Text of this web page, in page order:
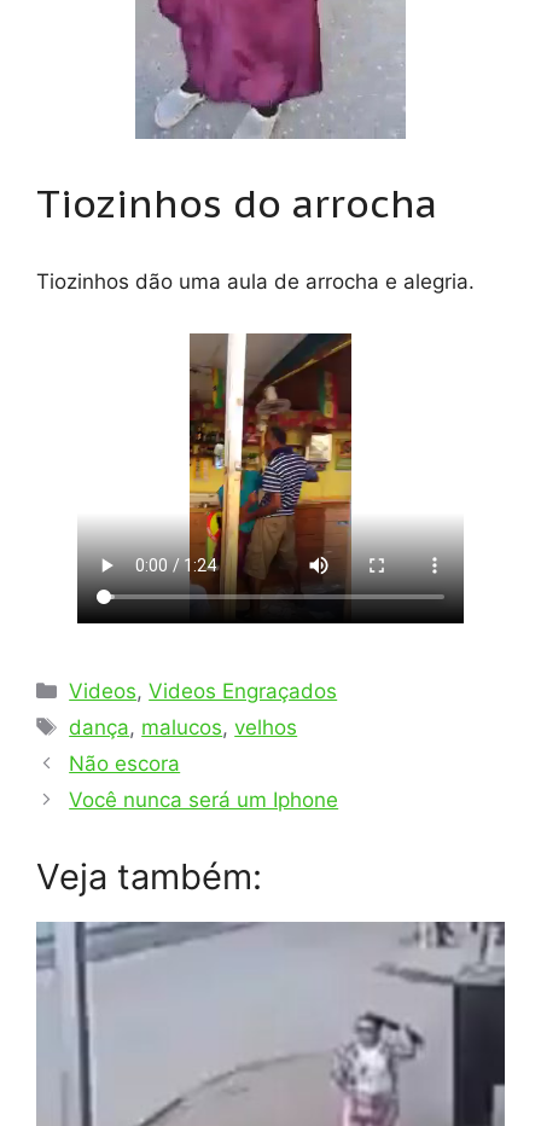
Tiozinhos do arrocha
Tiozinhos dão uma aula de arrocha e alegria.
Categorias
Videos,Videos Engraçados
Tags
dança, malucos,velhos
Não escora
Você nunca será um Iphone
Veja também: